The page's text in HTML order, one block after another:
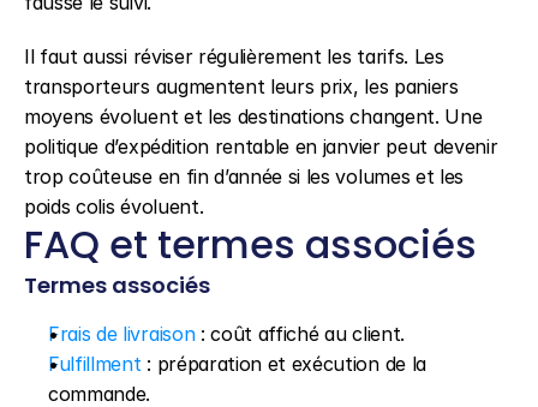
Il faut aussi réviser régulièrement les tarifs. Les
transporteurs augmentent leurs prix, les paniers
moyens évoluent et les destinations changent. Une
politique d’expédition rentable en janvier peut devenir
trop coûteuse en fin d’année si les volumes et les
poids colis évoluent.
FAQ et termes associés
Termes associés
Frais de livraison : coût affiché au client.
Fulfillment : préparation et exécution de la
commande.